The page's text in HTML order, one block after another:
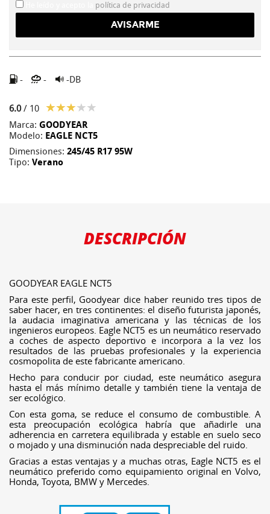
política de privacidad
- - -DB
6.0/ 10
Marca: GOODYEAR
Modelo: EAGLE NCT5
Dimensiones: 245/45 R17 95W
Tipo: Verano
DESCRIPCIÓN
GOODYEAR EAGLE NCT5
Para este perfil, Goodyear dice haber reunido tres tipos de
saber hacer, en tres continentes: el diseño futurista japonés,
la audacia imaginativa americana y las técnicas de los
ingenieros europeos. Eagle NCT5 es un neumático reservado
a coches de aspecto deportivo e incorpora a la vez los
resultados de las pruebas profesionales y la experiencia
cosmopolita de este fabricante americano.
Hecho para conducir por ciudad, este neumático asegura
hasta el más mínimo detalle y también tiene la ventaja de
ser ecológico.
Con esta goma, se reduce el consumo de combustible. A
esta preocupación ecológica habría que añadirle una
adherencia en carretera equilibrada y estable en suelo seco
o mojado y una disminución nada despreciable del ruido.
Gracias a estas ventajas y a muchas otras, Eagle NCT5 es el
neumático preferido como equipamiento original en Volvo,
Honda, Toyota, BMW y Mercedes.